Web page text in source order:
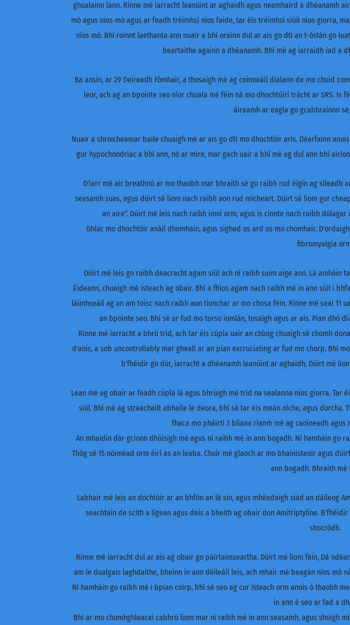
ghualainn lann. Rinne mé iarracht leanúint ar aghaidh agus neamhaird a dhéanamh
mó agus níos mó agus ar feadh tréimhsí níos faide, tar éis tréimhsí siúil níos giorra,
níos mó. Bhí roinnt laethanta ann nuair a bhí orainn dul ar ais go dtí an t-óstán go
beartaithe againn a dhéanamh. Bhí mé ag iarraidh iad a
Ba ansin, ar 29 Deireadh Fómhair, a thosaigh mé ag coinneáil dialann de mo chuid
leor, ach ag an bpointe seo níor chuala mé féin ná mo dhochtúirí trácht ar SRS. Is
áireamh ar eagla go gcabhraíonn
Nuair a shroicheamar baile chuaigh mé ar ais go dtí mo dhochtúir arís. Déarfainn
gur hypochondriac a bhí ann, nó ar mire, mar gach uair a bhí mé ag dul ann bhí
D'iarr mé air breathnú ar mo thaobh mar bhraith sé go raibh rud éigin ag sileadh
seasamh suas, agus dúirt sé liom nach raibh aon rud mícheart. Dúirt sé liom gur
an aire”. Dúirt mé leis nach raibh imní orm, agus is cinnte nach raibh
Ghlac mo dhochtúir anáil dhomhain, agus sighed os ard os mo chomhair.
fibromyalgia
Dúirt mé leis go raibh deacracht agam siúl ach ní raibh suim aige ann. Lá amháin
Éideann, chuaigh mé isteach ag obair. Bhí a fhios agam nach raibh mé in ann siúl i
láimhseáil ag an am toisc nach raibh aon tionchar ar mo chosa féin. Rinne mé seal
an bpointe seo. Bhí sé ar fud mo torso iomlán, tosaigh agus ar ais. Pian dhó
Rinne mé iarracht a bhrú tríd, ach tar éis cúpla uair an chloig chuaigh sé chomh
d'aois, a sob uncontrollably mar gheall ar an pian excruciating ar fud mo chorp. Bhí
b'fhéidir go dúr, iarracht a dhéanamh leanúint ar aghaidh. Dúirt mé
Lean mé ag obair ar feadh cúpla lá agus bhrúigh mé tríd na sealanna níos giorra.
siúl. Bhí mé ag streachailt abhaile le deora, bhí sé tar éis meán oíche, agus
fhaca mo pháirtí 3 bliana riamh mé ag caoineadh
An mhaidin dár gcionn dhúisigh mé agus ní raibh mé in ann bogadh. Ní hamháin go
Thóg sé 15 nóiméad orm éirí as an leaba. Chuir mé glaoch ar mo bhainisteoir agus
ann bogadh. Bhraith mé
Labhair mé leis an dochtúir ar an bhfón an lá sin, agus mhéadaigh siad an dáileog
seachtain de scíth a ligean agus deis a bheith ag obair don Amitriptyline.
shocródh.
Rinne mé iarracht dul ar ais ag obair go páirtaimseartha. Dúirt mé liom féin, Dá
am le dualgais laghdaithe, bheinn in ann déileáil leis, ach mhair mé beagán níos mó
Ní hamháin go raibh mé i bpian coirp, bhí sé seo ag cur isteach orm anois ó thaobh
in ann é seo ar fad a
Bhí ar mo chomhghleacaí cabhrú liom mar ní raibh mé in ann seasamh, agus shuigh